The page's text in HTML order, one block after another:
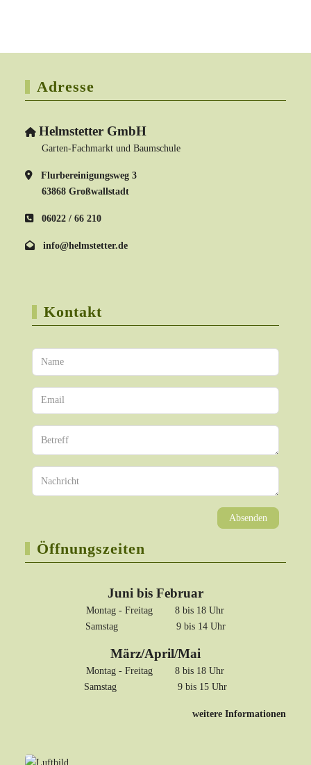
Adresse
Helmstetter GmbH
Garten-Fachmarkt und Baumschule
Flurbereinigungsweg 3
63868 Großwallstadt
06022 / 66 210
info@helmstetter.de
Kontakt
Absenden
Öffnungszeiten
Juni bis Februar
Montag - Freitag 8 bis 18 Uhr
Samstag 9 bis 14 Uhr
März/April/Mai
Montag - Freitag 8 bis 18 Uhr
Samstag 9 bis 15 Uhr
weitere Informationen